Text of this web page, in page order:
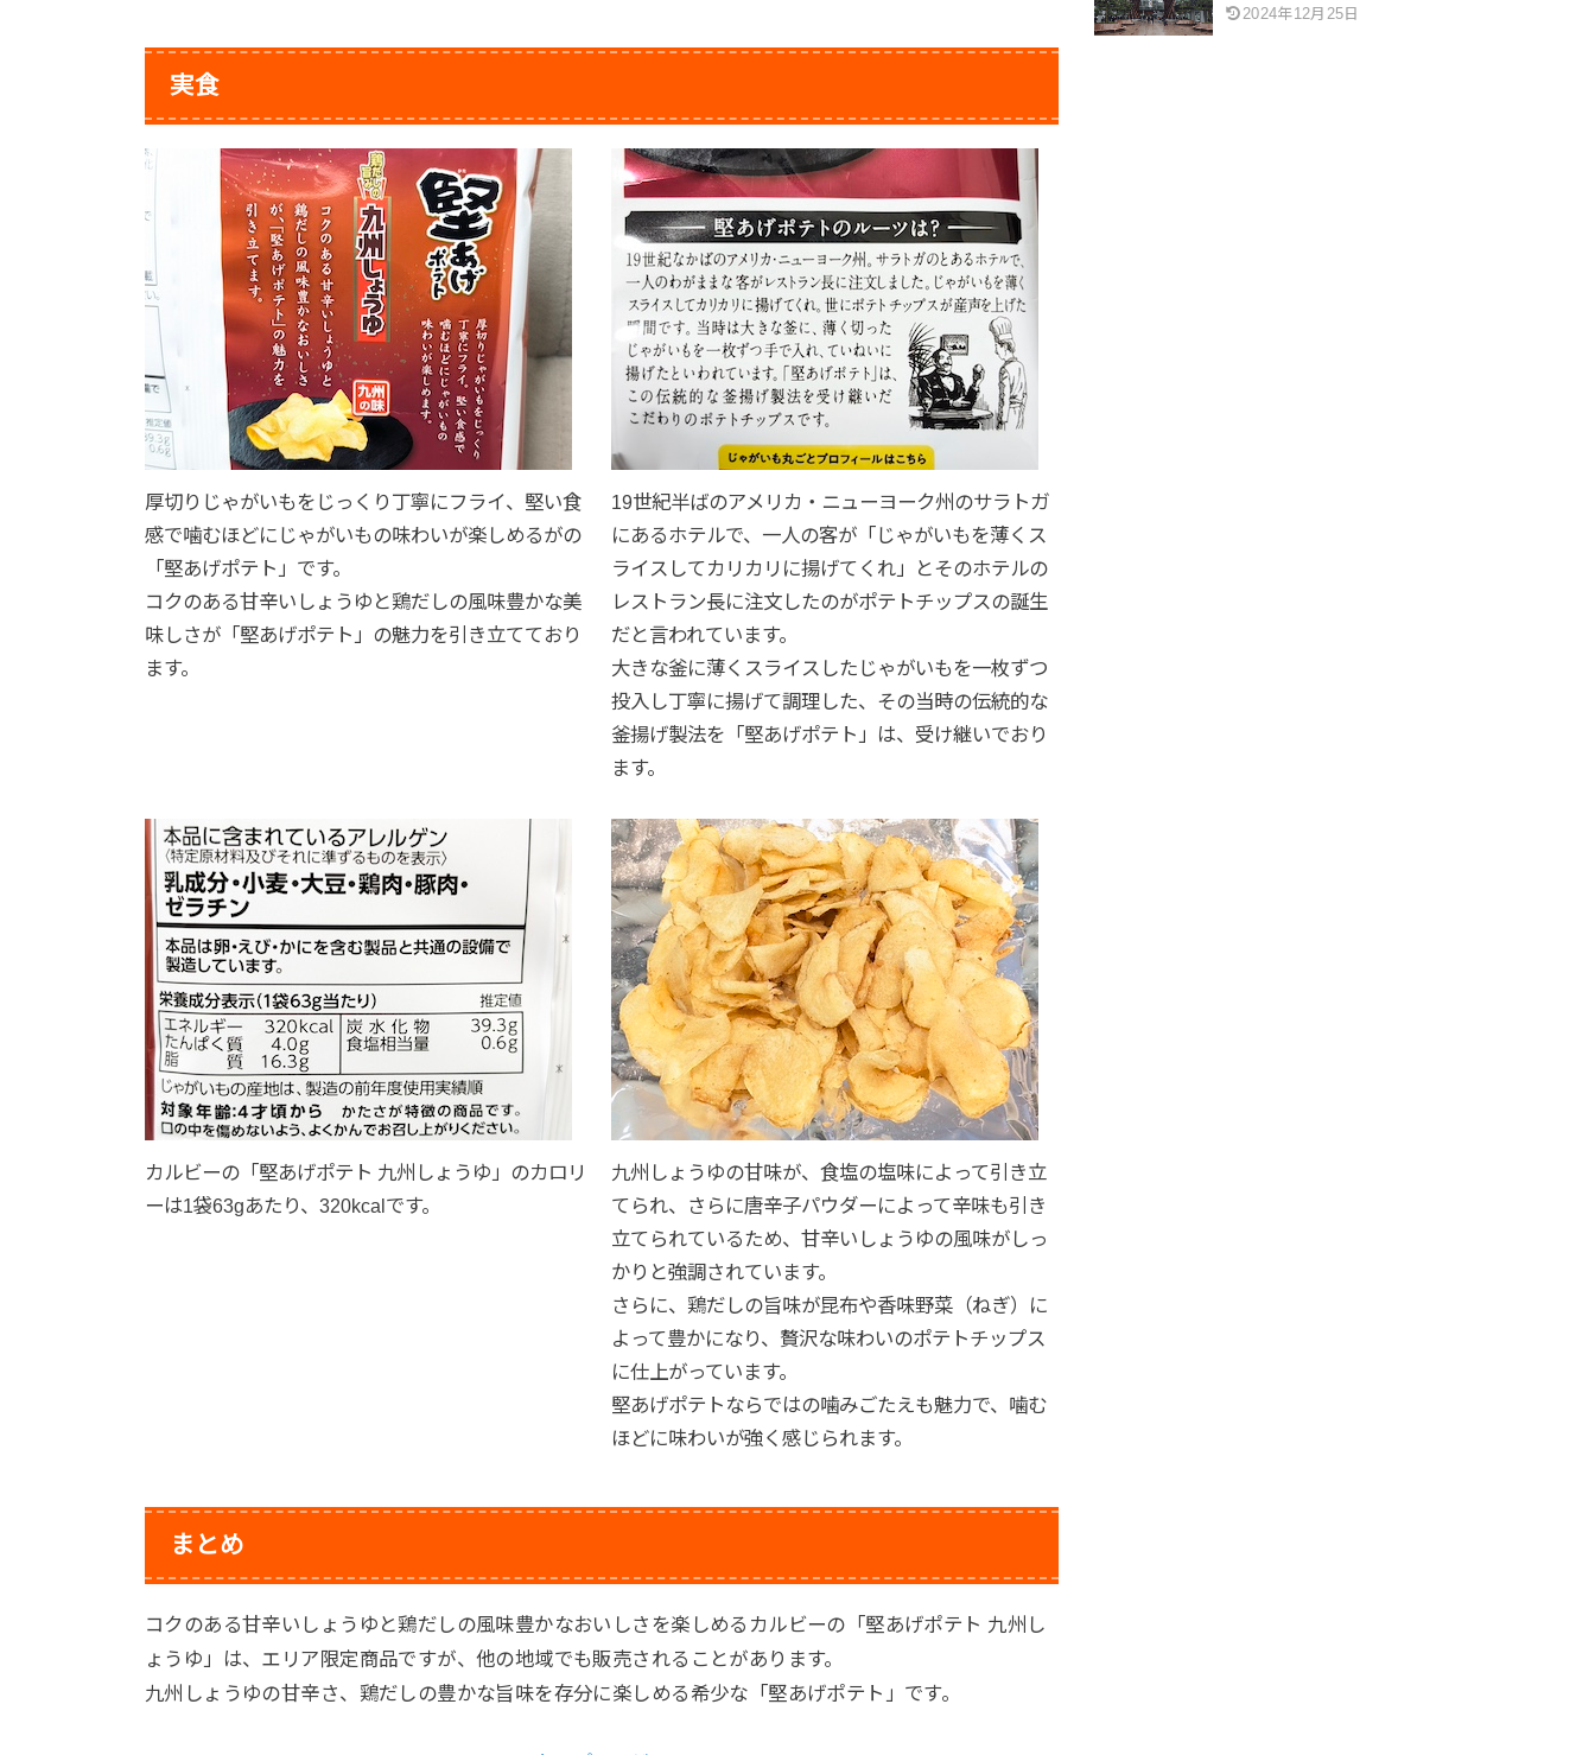
実食
厚切りじゃがいもをじっくり丁寧にフライ、堅い食
感で噛むほどにじゃがいもの味わいが楽しめるがの
「堅あげポテト」です。
コクのある甘辛いしょうゆと鶏だしの風味豊かな美
味しさが「堅あげポテト」の魅力を引き立てており
ます。
19世紀半ばのアメリカ・ニューヨーク州のサラトガ
にあるホテルで、一人の客が「じゃがいもを薄くス
ライスしてカリカリに揚げてくれ」とそのホテルの
レストラン長に注文したのがポテトチップスの誕生
だと言われています。
大きな釜に薄くスライスしたじゃがいもを一枚ずつ
投入し丁寧に揚げて調理した、その当時の伝統的な
釜揚げ製法を「堅あげポテト」は、受け継いでおり
ます。
カルビーの「堅あげポテト 九州しょうゆ」のカロリ
ーは1袋63gあたり、320kcalです。
九州しょうゆの甘味が、食塩の塩味によって引き立
てられ、さらに唐辛子パウダーによって辛味も引き
立てられているため、甘辛いしょうゆの風味がしっ
かりと強調されています。
さらに、鶏だしの旨味が昆布や香味野菜（ねぎ）に
よって豊かになり、贅沢な味わいのポテトチップス
に仕上がっています。
堅あげポテトならではの噛みごたえも魅力で、噛む
ほどに味わいが強く感じられます。
まとめ
コクのある甘辛いしょうゆと鶏だしの風味豊かなおいしさを楽しめるカルビーの「堅あげポテト 九州し
ょうゆ」は、エリア限定商品ですが、他の地域でも販売されることがあります。
九州しょうゆの甘辛さ、鶏だしの豊かな旨味を存分に楽しめる希少な「堅あげポテト」です。
2024年12月25日